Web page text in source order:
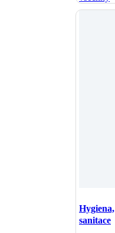
Hygiena,
sanitace